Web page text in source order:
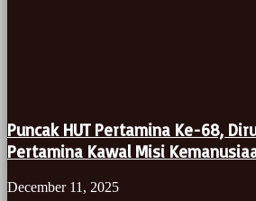
Puncak HUT Pertamina Ke-68,
Pertamina Kawal Misi
December 11, 2025